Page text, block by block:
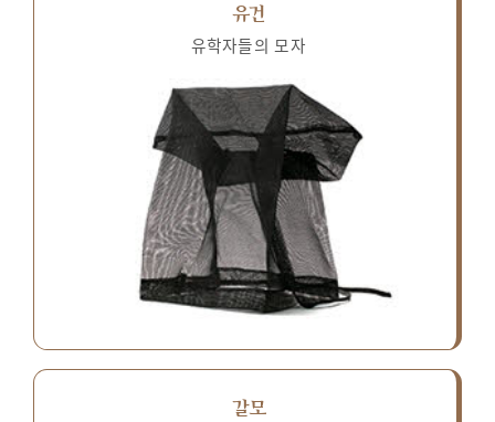
유건
유학자들의 모자
갈모